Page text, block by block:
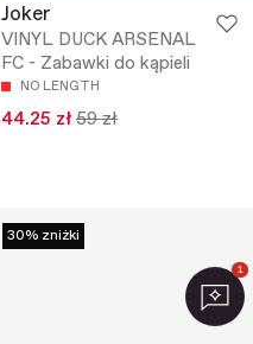
Joker
VINYL DUCK ARSENAL
FC - Zabawki do kąpieli
NO LENGTH
44.25 zł 59 zł
30% zniżki
1